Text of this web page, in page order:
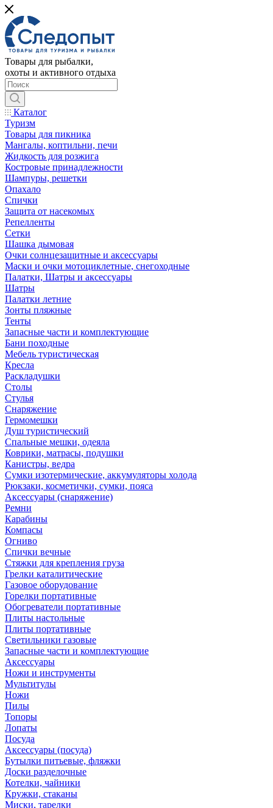
Товары для рыбалки,
охоты и активного отдыха
Каталог
Туризм
Товары для пикника
Мангалы, коптильни, печи
Жидкость для розжига
Костровые принадлежности
Шампуры, решетки
Опахало
Спички
Защита от насекомых
Репелленты
Сетки
Шашка дымовая
Очки солнцезащитные и аксессуары
Маски и очки мотоциклетные, снегоходные
Палатки, Шатры и аксессуары
Шатры
Палатки летние
Зонты пляжные
Тенты
Запасные части и комплектующие
Бани походные
Мебель туристическая
Кресла
Раскладушки
Столы
Стулья
Снаряжение
Гермомешки
Душ туристический
Спальные мешки, одеяла
Коврики, матрасы, подушки
Канистры, ведра
Сумки изотермические, аккумуляторы холода
Рюкзаки, косметички, сумки, пояса
Аксессуары (снаряжение)
Ремни
Карабины
Компасы
Огниво
Спички вечные
Стяжки для крепления груза
Грелки каталитические
Газовое оборудование
Горелки портативные
Обогреватели портативные
Плиты настольные
Плиты портативные
Светильники газовые
Запасные части и комплектующие
Аксессуары
Ножи и инструменты
Мультитулы
Ножи
Пилы
Топоры
Лопаты
Посуда
Аксессуары (посуда)
Бутылки питьевые, фляжки
Доски разделочные
Котелки, чайники
Кружки, стаканы
Миски, тарелки